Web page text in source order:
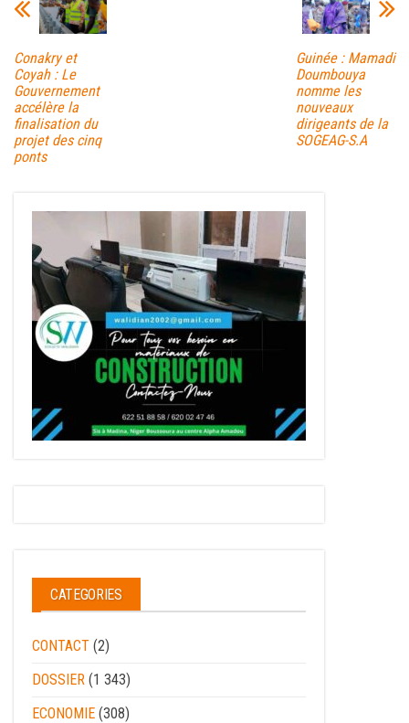
Conakry et
Coyah : Le
Gouvernement
accélère la
finalisation du
projet des cinq
ponts
Guinée : Mamadi
Doumbouya
nomme les
nouveaux
dirigeants de la
SOGEAG-S.A
CATEGORIES
CONTACT (2)
DOSSIER (1 343)
ECONOMIE (308)